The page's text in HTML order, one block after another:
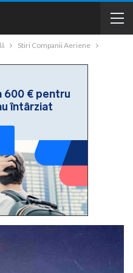
Stiri Companii Aeriene